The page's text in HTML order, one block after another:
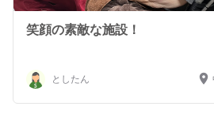
笑顔の素敵な施設！
としたん